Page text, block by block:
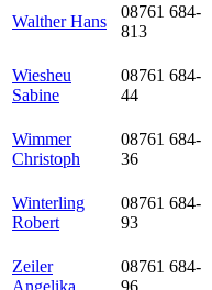
Walther Hans
08761 684-
813
Wiesheu
Sabine
08761 684-
44
Wimmer
Christoph
08761 684-
36
Winterling
Robert
08761 684-
93
Zeiler
Angelika
08761 684-
96